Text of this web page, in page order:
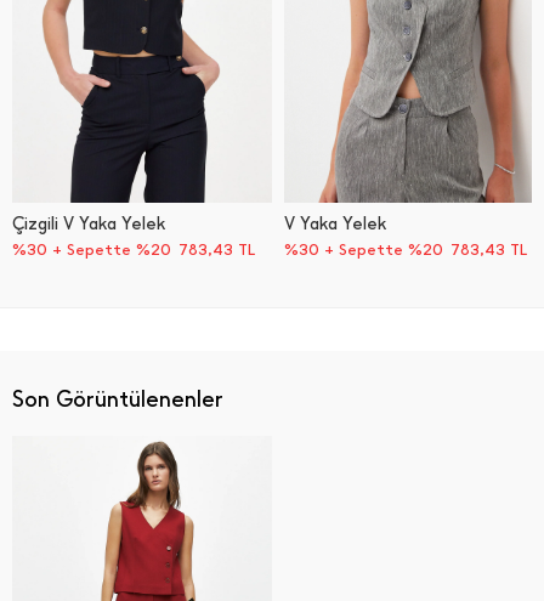
Çizgili V Yaka Yelek
%30 + Sepette %20 783,43 TL
V Yaka Yelek
%30 + Sepette %20 783,43 TL
Son Görüntülenenler